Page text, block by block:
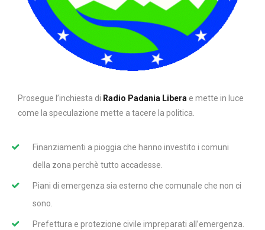
Prosegue l’inchiesta di Radio Padania Libera e mette in luce
come la speculazione mette a tacere la politica.
Finanziamenti a pioggia che hanno investito i comuni
della zona perchè tutto accadesse.
Piani di emergenza sia esterno che comunale che non ci
sono.
Prefettura e protezione civile impreparati all’emergenza.